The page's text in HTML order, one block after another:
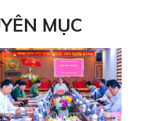
MỤC